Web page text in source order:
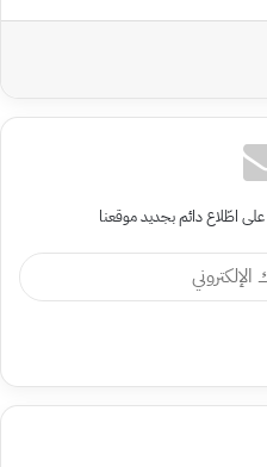
على اطّلاع دائم بجديد موقعنا